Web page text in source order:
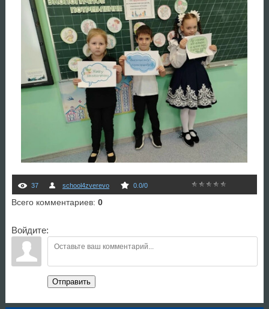
37 school4zverevo 0.0/0
Всего комментариев: 0
Войдите:
Отправить